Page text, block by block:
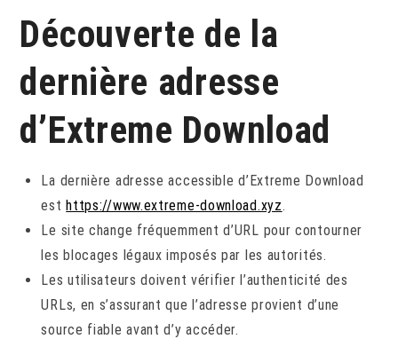
Découverte de la
dernière adresse
d’Extreme Download
La dernière adresse accessible d’Extreme Download
esthttps://www.extreme-download.xyz.
Le site change fréquemment d’URL pour contourner
les blocages légaux imposés par les autorités.
Les utilisateurs doivent vérifier l’authenticité des
URLs, en s’assurant que l’adresse provient d’une
source fiable avant d’y accéder.